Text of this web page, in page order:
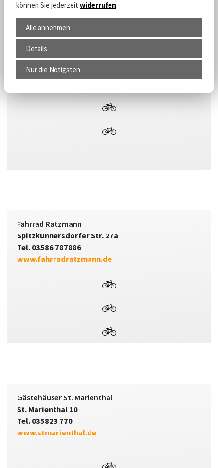
Zweiradhaus Röhricht
Spreedorfer Straße 20/20a
Tel. 03586 365831
www.zweirad-roehricht.de
Fahrrad Ratzmann
Spitzkunnersdorfer Str. 27a
Tel. 03586 787886
www.fahrradratzmann.de
Gästehäuser St. Marienthal
St. Marienthal 10
Tel. 035823 770
www.stmarienthal.de
können Sie jederzeit widerrufen.
Alle annehmen
Details
Nur die Nötigsten